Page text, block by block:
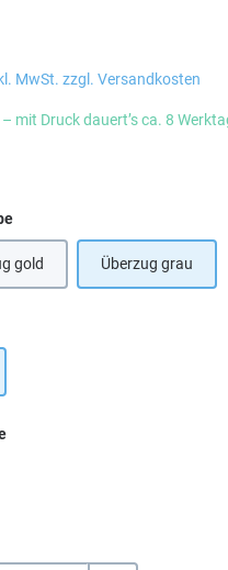
MwSt. zzgl. Versandkosten
mit Druck dauert’s ca. 8
auswählen
gold Überzug grau
auswählen